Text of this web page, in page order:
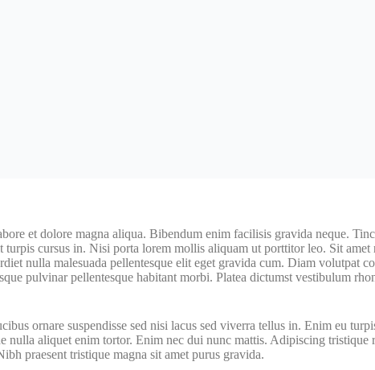
et dolore magna aliqua. Bibendum enim facilisis gravida neque.
cursus in. Nisi porta lorem mollis aliquam ut porttitor leo. Sit
nulla malesuada pellentesque elit eget gravida cum. Diam volutpat
pulvinar pellentesque habitant morbi. Platea dictumst vestibulum
ornare suspendisse sed nisi lacus sed viverra tellus in. Enim eu
nulla aliquet enim tortor. Enim nec dui nunc mattis. Adipiscing tristique
praesent tristique magna sit amet purus gravida.